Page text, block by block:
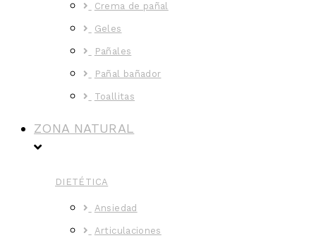
Crema de pañal
Geles
Pañales
Pañal bañador
Toallitas
ZONA NATURAL
DIETÉTICA
Ansiedad
Articulaciones